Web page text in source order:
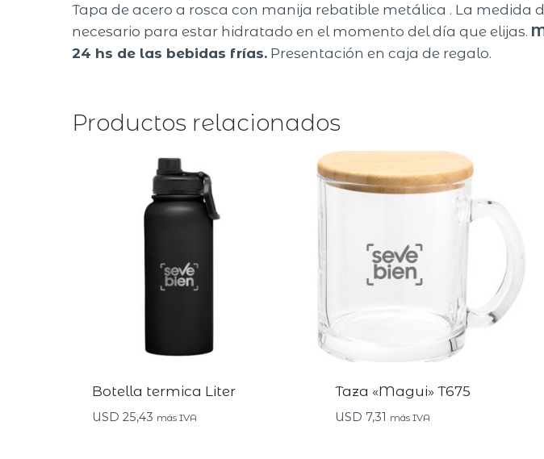
Tapa de acero a rosca con manija rebatible metálica . La medida
necesario para estar hidratado en el momento del día que elijas.
24 hs de las bebidas frías. Presentación en caja de regalo.
Productos relacionados
Botella termica Liter
USD 25,43 más IVA
Taza «Magui» T675
USD 7,31 más IVA